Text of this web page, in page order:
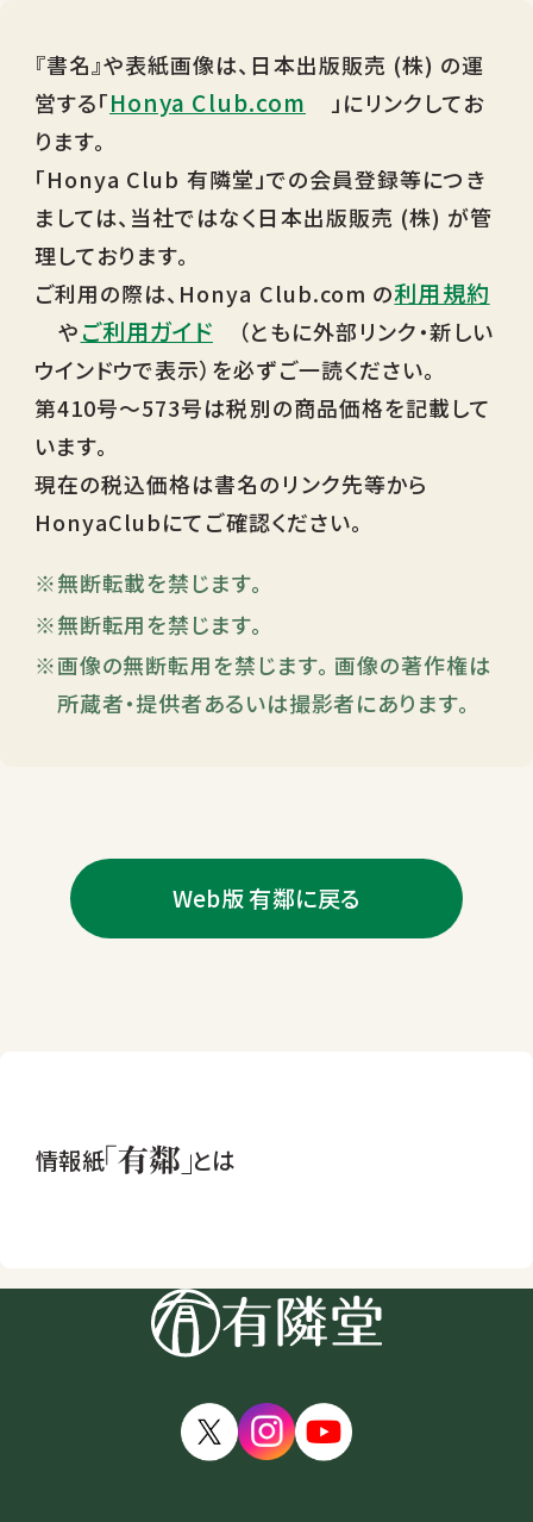
『書名』や表紙画像は、日本出版販売 (株) の運
営する「Honya Club.com
」にリンクしてお
ります。
「Honya Club 有隣堂」での会員登録等につき
ましては、当社ではなく日本出版販売 (株) が管
理しております。
ご利用の際は、Honya Club.com の利用規約
やご利用ガイド
（ともに外部リンク・新しい
ウインドウで表示）を必ずご一読ください。
第410号～573号は税別の商品価格を記載して
います。
現在の税込価格は書名のリンク先等から
HonyaClubにてご確認ください。
無断転載を禁じます。
無断転用を禁じます。
画像の無断転用を禁じます。 画像の著作権は
所蔵者・提供者あるいは撮影者にあります。
Web版 有鄰に戻る
情報紙 とは